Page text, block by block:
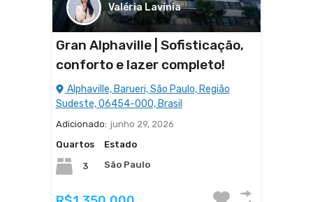
Valéria Lavinia
Gran Alphaville | Sofisticação,
conforto e lazer completo!
Alphaville, Barueri, São Paulo, Região
Sudeste, 06454-000, Brasil
Adicionado: junho 29, 2026
Quartos
3
Estado
São Paulo